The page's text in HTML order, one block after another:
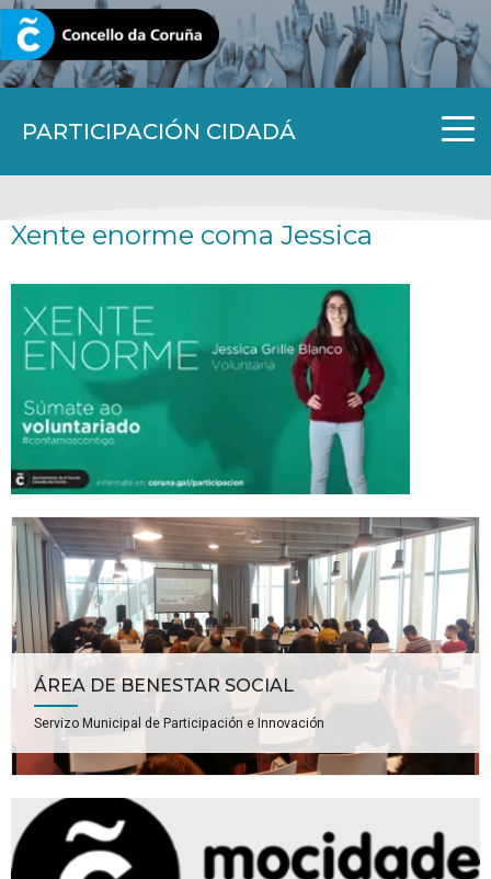
PARTICIPACIÓN CIDADÁ
CORUNA.GAL
Xente enorme coma Jessica
ÁREA DE BENESTAR SOCIAL
Servizo Municipal de Participación e Innovación